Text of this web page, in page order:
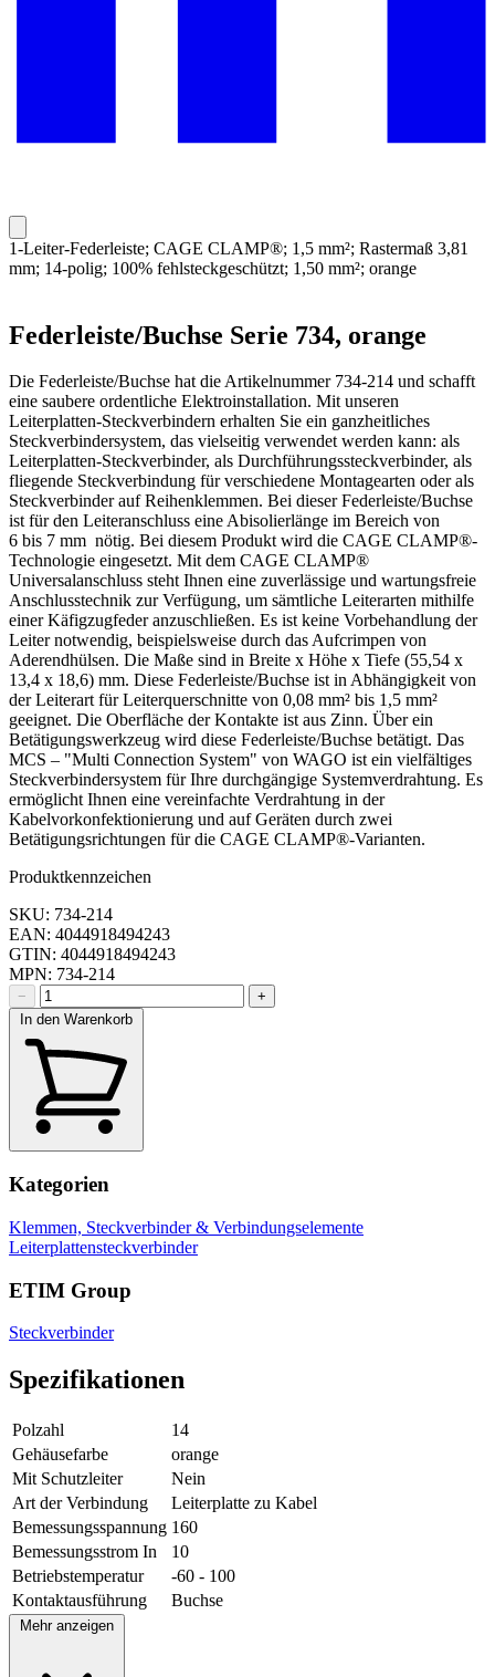
1-Leiter-Federleiste; CAGE CLAMP®; 1,5 mm²; Rastermaß 3,81
mm; 14-polig; 100% fehlsteckgeschützt; 1,50 mm²; orange
Federleiste/Buchse Serie 734, orange
Die Federleiste/Buchse hat die Artikelnummer 734-214 und schafft
eine saubere ordentliche Elektroinstallation. Mit unseren
Leiterplatten-Steckverbindern erhalten Sie ein ganzheitliches
Steckverbindersystem, das vielseitig verwendet werden kann: als
Leiterplatten-Steckverbinder, als Durchführungssteckverbinder, als
fliegende Steckverbindung für verschiedene Montagearten oder als
Steckverbinder auf Reihenklemmen. Bei dieser Federleiste/Buchse
ist für den Leiteranschluss eine Abisolierlänge im Bereich von
6 bis 7 mm nötig. Bei diesem Produkt wird die CAGE CLAMP®-
Technologie eingesetzt. Mit dem CAGE CLAMP®
Universalanschluss steht Ihnen eine zuverlässige und wartungsfreie
Anschlusstechnik zur Verfügung, um sämtliche Leiterarten mithilfe
einer Käfigzugfeder anzuschließen. Es ist keine Vorbehandlung der
Leiter notwendig, beispielsweise durch das Aufcrimpen von
Aderendhülsen. Die Maße sind in Breite x Höhe x Tiefe (55,54 x
13,4 x 18,6) mm. Diese Federleiste/Buchse ist in Abhängigkeit von
der Leiterart für Leiterquerschnitte von 0,08 mm² bis 1,5 mm²
geeignet. Die Oberfläche der Kontakte ist aus Zinn. Über ein
Betätigungswerkzeug wird diese Federleiste/Buchse betätigt. Das
MCS – "Multi Connection System" von WAGO ist ein vielfältiges
Steckverbindersystem für Ihre durchgängige Systemverdrahtung. Es
ermöglicht Ihnen eine vereinfachte Verdrahtung in der
Kabelvorkonfektionierung und auf Geräten durch zwei
Betätigungsrichtungen für die CAGE CLAMP®-Varianten.
Produktkennzeichen
SKU: 734-214
EAN: 4044918494243
GTIN: 4044918494243
MPN: 734-214
−
+
In den Warenkorb
Kategorien
Klemmen, Steckverbinder & Verbindungselemente
Leiterplattensteckverbinder
ETIM Group
Steckverbinder
Spezifikationen
Polzahl
14
Gehäusefarbe
orange
Mit Schutzleiter
Nein
Art der Verbindung
Leiterplatte zu Kabel
Bemessungsspannung 160
Bemessungsstrom In
10
Betriebstemperatur
-60 - 100
Kontaktausführung
Buchse
Mehr anzeigen